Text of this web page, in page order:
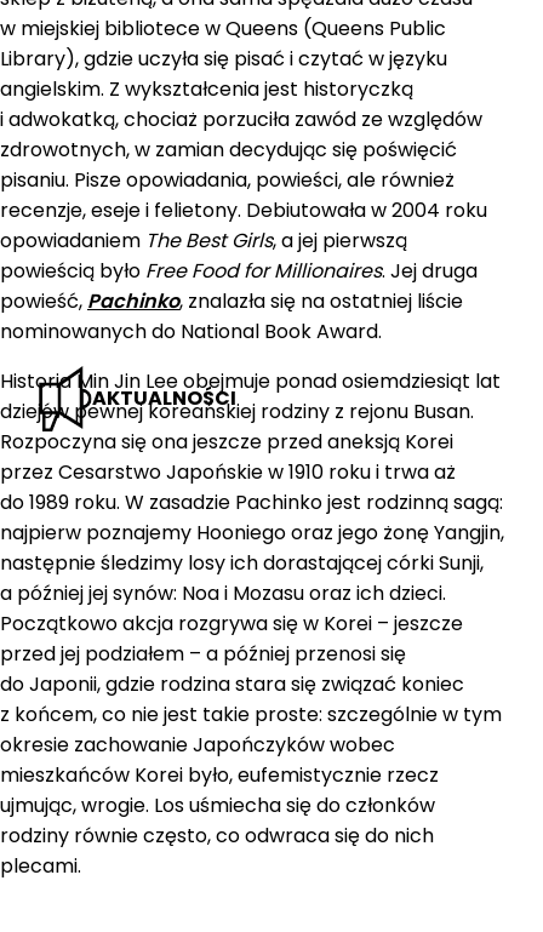
AKTUALNOŚCI
w miejskiej bibliotece w Queens (Queens Public
Library), gdzie uczyła się pisać i czytać w języku
angielskim. Z wykształcenia jest historyczką
i adwokatką, chociaż porzuciła zawód ze względów
zdrowotnych, w zamian decydując się poświęcić
pisaniu. Pisze opowiadania, powieści, ale również
recenzje, eseje i felietony. Debiutowała w 2004 roku
opowiadaniem The Best Girls, a jej pierwszą
powieścią było Free Food for Millionaires. Jej druga
powieść, Pachinko, znalazła się na ostatniej liście
nominowanych do National Book Award.
Historia Min Jin Lee obejmuje ponad osiemdziesiąt lat
dziejów pewnej koreańskiej rodziny z rejonu Busan.
Rozpoczyna się ona jeszcze przed aneksją Korei
przez Cesarstwo Japońskie w 1910 roku i trwa aż
do 1989 roku. W zasadzie Pachinko jest rodzinną sagą:
najpierw poznajemy Hooniego oraz jego żonę Yangjin,
następnie śledzimy losy ich dorastającej córki Sunji,
a później jej synów: Noa i Mozasu oraz ich dzieci.
Początkowo akcja rozgrywa się w Korei – jeszcze
przed jej podziałem – a później przenosi się
do Japonii, gdzie rodzina stara się związać koniec
z końcem, co nie jest takie proste: szczególnie w tym
okresie zachowanie Japończyków wobec
mieszkańców Korei było, eufemistycznie rzecz
ujmując, wrogie. Los uśmiecha się do członków
rodziny równie często, co odwraca się do nich
plecami.